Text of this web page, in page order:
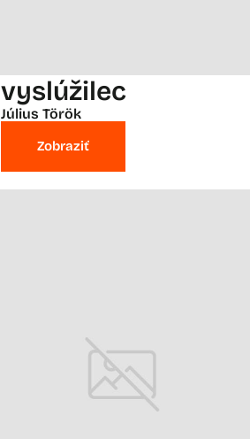
vyslúžilec
Július Török
Zobraziť